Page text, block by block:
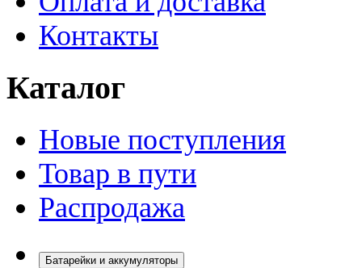
Контакты
Каталог
Новые поступления
Товар в пути
Распродажа
Батарейки и аккумуляторы